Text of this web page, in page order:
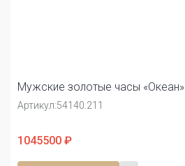
Мужские золотые часы «Океан»
Артикул:54140.211
1045500 ₽